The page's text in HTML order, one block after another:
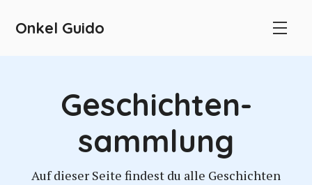
Onkel Guido
Geschichten­
sammlung
Auf dieser Seite findest du alle Geschichten